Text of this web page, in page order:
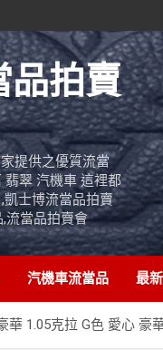
品拍賣
提供之優質流當
翡翠 汽機車 這裡都
士博流當品拍賣
流當品拍賣會
汽機車流當品 最
華 1.05克拉 G色 愛心 豪